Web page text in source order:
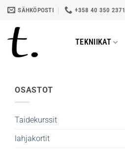
Skip
content
SÄHKÖPOSTI +358 40 350 2371
TEKNIIKAT
OSASTOT
Taidekurssit
lahjakortit